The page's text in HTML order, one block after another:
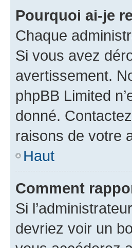
Pourquoi ai-je
Chaque
Si vous avez
avertissement.
phpBB Limited
donné.
raisons de votre
Haut
Comment
Si
devriez voir un